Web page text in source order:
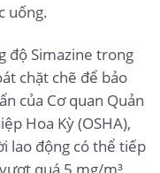
uống.
độ Simazine trong
chặt chẽ để bảo
của Cơ quan Quản
Hoa Kỳ (OSHA),
lao động có thể tiếp
quá 5 mg/m³